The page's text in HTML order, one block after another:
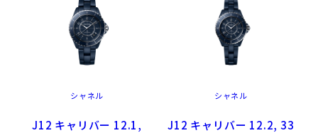
シャネル
J12 キャリバー 12.1,
シャネル
J12 キャリバー 12.2, 33